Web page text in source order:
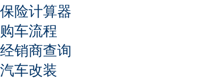
保险计算器
购车流程
经销商查询
汽车改装